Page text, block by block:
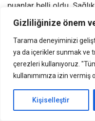
Gizliliğinize önem
Tarama deneyiminizi
ya da içerikler sunmak ve
çerezleri kullanıyoruz.
kullanımımıza izin vermiş
Kişiselleştir
puanlar belli oldu.
atamalarda, hemşirelik
göre yapılan
bantta yoğunlaştı.
adayın tercihlerini
2024 KPSS